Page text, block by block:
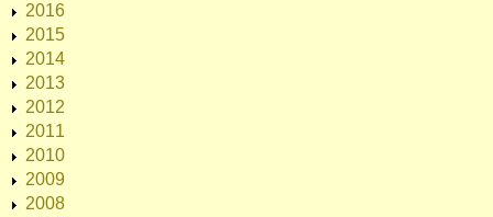
2016
2015
2014
2013
2012
2011
2010
2009
2008